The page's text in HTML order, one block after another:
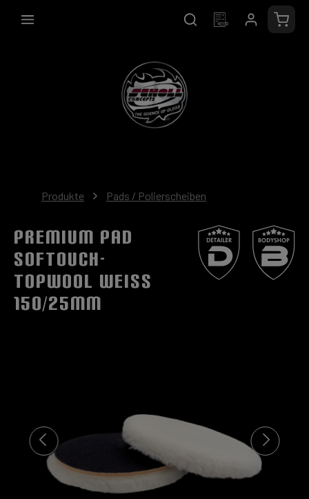
springen
Produkte Pads / Polierscheiben
Premium Pad
SOFTouch-
TopWool Weiss
150/25mm